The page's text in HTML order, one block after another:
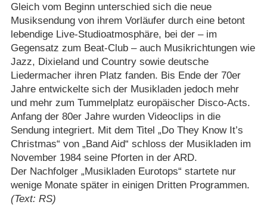
Gleich vom Beginn unterschied sich die neue
Musiksendung von ihrem Vorläufer durch eine betont
lebendige Live-Studioatmosphäre, bei der – im
Gegensatz zum Beat-Club – auch Musikrichtungen wie
Jazz, Dixieland und Country sowie deutsche
Liedermacher ihren Platz fanden. Bis Ende der 70er
Jahre entwickelte sich der Musikladen jedoch mehr
und mehr zum Tummelplatz europäischer Disco-Acts.
Anfang der 80er Jahre wurden Videoclips in die
Sendung integriert. Mit dem Titel „Do They Know It’s
Christmas“ von „Band Aid“ schloss der Musikladen im
November 1984 seine Pforten in der ARD.
Der Nachfolger „Musikladen Eurotops“ startete nur
wenige Monate später in einigen Dritten Programmen.
(Text: RS)